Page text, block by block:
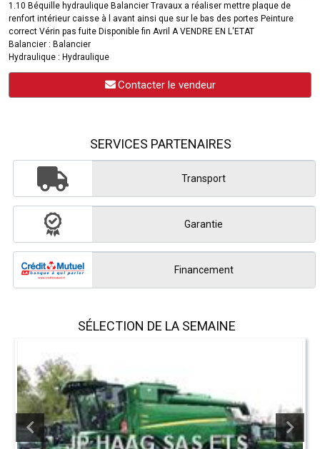
1.10 Béquille hydraulique Balancier Travaux a réaliser mettre plaque de
renfort intérieur caisse à l avant ainsi que sur le bas des portes Peinture
correct Vérin pas fuite Disponible fin Avril A VENDRE EN L'ETAT
Balancier : Balancier
Hydraulique : Hydraulique
Contacter le vendeur
SERVICES PARTENAIRES
Transport
Garantie
Financement
SÉLECTION DE LA SEMAINE